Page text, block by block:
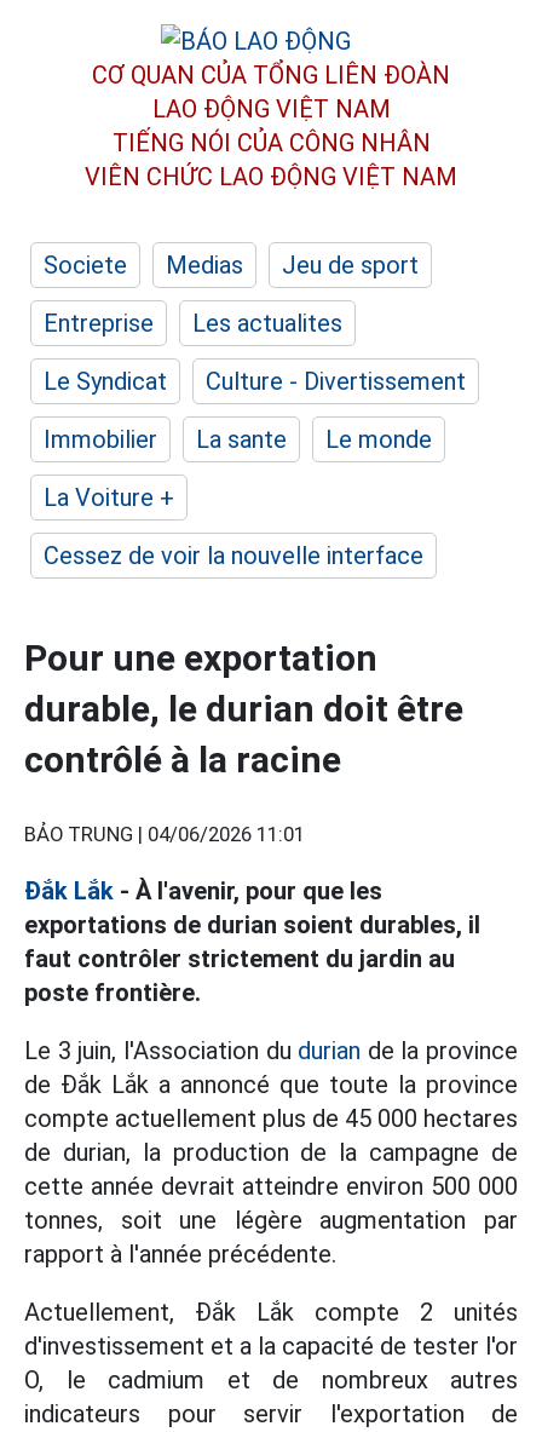
CƠ QUAN CỦA TỔNG LIÊN ĐOÀN
LAO ĐỘNG VIỆT NAM
TIẾNG NÓI CỦA CÔNG NHÂN
VIÊN CHỨC LAO ĐỘNG VIỆT NAM
Societe Medias
Jeu de sport
Entreprise
Les actualites
Le Syndicat
Culture - Divertissement
Immobilier
La sante
Le monde
La Voiture +
Cessez de voir la nouvelle interface
Pour une exportation
durable, le durian doit être
contrôlé à la racine
BẢO TRUNG | 04/06/2026 11:01
Đắk Lắk - À l'avenir, pour que les
exportations de durian soient durables, il
faut contrôler strictement du jardin au
poste frontière.
Le 3 juin, l'Association du durian de la province
de Đắk Lắk a annoncé que toute la province
compte actuellement plus de 45 000 hectares
de durian, la production de la campagne de
cette année devrait atteindre environ 500 000
tonnes, soit une légère augmentation par
rapport à l'année précédente.
Actuellement, Đắk Lắk compte 2 unités
d'investissement et a la capacité de tester l'or
O, le cadmium et de nombreux autres
indicateurs pour servir l'exportation de